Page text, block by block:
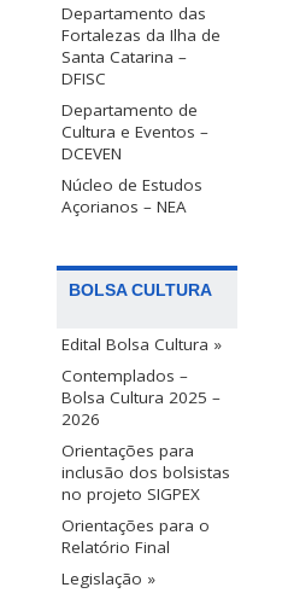
Departamento das
Fortalezas da Ilha de
Santa Catarina –
DFISC
Departamento de
Cultura e Eventos –
DCEVEN
Núcleo de Estudos
Açorianos – NEA
BOLSA CULTURA
Edital Bolsa Cultura »
Contemplados –
Bolsa Cultura 2025 –
2026
Orientações para
inclusão dos bolsistas
no projeto SIGPEX
Orientações para o
Relatório Final
Legislação »